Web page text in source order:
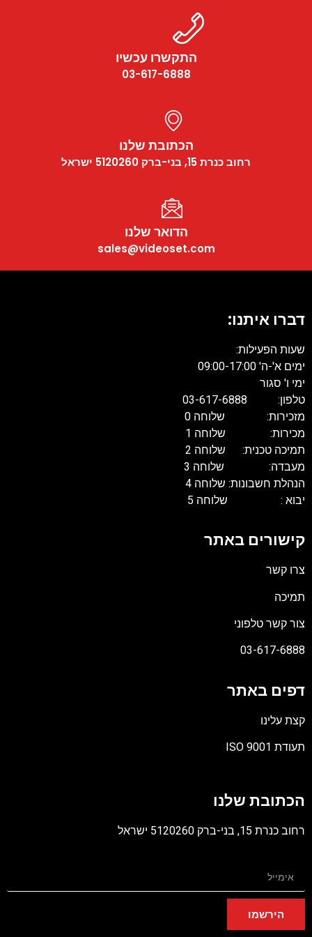
התקשרו עכשיו
03-617-6888
הכתובת שלנו
רחוב כנרת 15, בני-ברק 5120260 ישראל
הדואר שלנו
sales@videoset.com
דברו איתנו:
שעות הפעילות:
ימים א'-ה' 09:00-17:00
ימי ו' סגור
טלפון: 03-617-6888
מזכירות: שלוחה 0
מכירות: שלוחה 1
תמיכה טכנית: שלוחה 2
מעבדה: שלוחה 3
הנהלת חשבונות: שלוחה 4
יבוא : שלוחה 5
קישורים באתר
צרו קשר
תמיכה
צור קשר טלפוני
03-617-6888
דפים באתר
קצת עלינו
תעודת ISO 9001
PDF
הכתובת שלנו
רחוב כנרת 15, בני-ברק 5120260 ישראל
הירשמו